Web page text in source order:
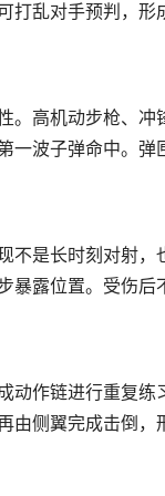
打乱对手预判，形
。高机动步枪、
一波子弹命中。弹
不是长时刻对射
暴露位置。受伤后
动作链进行重复
由侧翼完成击倒，